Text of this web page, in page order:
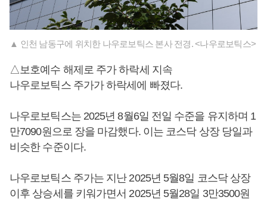
▲ 인천 남동구에 위치한 나우로보틱스 본사 전경. <나우로보틱스>
△보호예수 해제로 주가 하락세 지속
나우로보틱스 주가가 하락세에 빠졌다.
나우로보틱스는 2025년 8월6일 전일 수준을 유지하며 1
만7090원으로 장을 마감했다. 이는 코스닥 상장 당일과
비슷한 수준이다.
나우로보틱스 주가는 지난 2025년 5월8일 코스닥 상장
이후 상승세를 키워가면서 2025년 5월28일 3만3500원